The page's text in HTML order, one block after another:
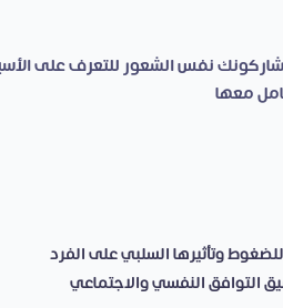
نفس الشعور للتعرف على
معها
وتأثيرها السلبي على الفرد
التوافق النفسي والاجتماعي